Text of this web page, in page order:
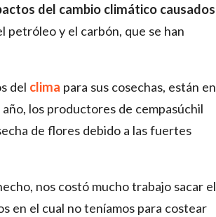
del cambio climático causados
petróleo y el carbón, que se han
del clima para sus cosechas, están en
los productores de cempasúchil
de flores debido a las fuertes
nos costó mucho trabajo sacar el
en el cual no teníamos para costear